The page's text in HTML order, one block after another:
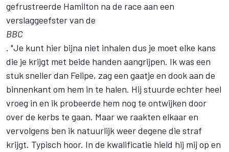
gefrustreerde Hamilton na de race aan een
verslaggeefster van de
BBC
. "Je kunt hier bijna niet inhalen dus je moet elke kans
die je krijgt met beide handen aangrijpen. Ik was een
stuk sneller dan Felipe, zag een gaatje en dook aan de
binnenkant om hem in te halen. Hij stuurde echter heel
vroeg in en ik probeerde hem nog te ontwijken door
over de kerbs te gaan. Maar we raakten elkaar en
vervolgens ben ik natuurlijk weer degene die straf
krijgt. Typisch hoor. In de kwalificatie hield hij mij op en